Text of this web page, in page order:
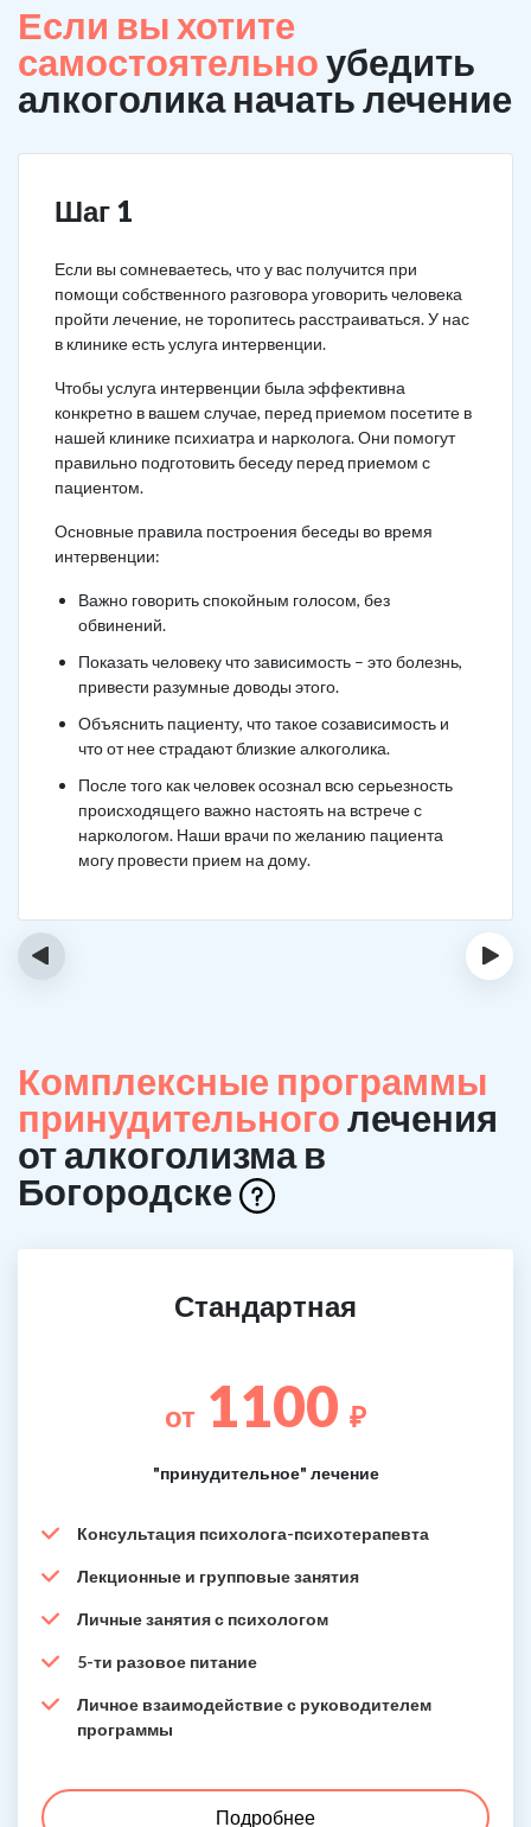
Если вы хотите
самостоятельноубедить
алкоголика начать лечение
Шаг 1
Если вы сомневаетесь, что у вас получится при
помощи собственного разговора уговорить человека
пройти лечение, не торопитесь расстраиваться. У нас
в клинике есть услуга интервенции.
Чтобы услуга интервенции была эффективна
конкретно в вашем случае, перед приемом посетите в
нашей клинике психиатра и нарколога. Они помогут
правильно подготовить беседу перед приемом с
пациентом.
Основные правила построения беседы во время
интервенции:
Важно говорить спокойным голосом, без
обвинений.
Показать человеку что зависимость – это болезнь,
привести разумные доводы этого.
Объяснить пациенту, что такое созависимость и
что от нее страдают близкие алкоголика.
После того как человек осознал всю серьезность
происходящего важно настоять на встрече с
наркологом. Наши врачи по желанию пациента
могу провести прием на дому.
‹ ›
Комплексные программы
принудительноголечения
от алкоголизма в
Богородске
Стандартная
от 1100 ₽
"принудительное" лечение
Консультация психолога-психотерапевта
Лекционные и групповые занятия
Личные занятия с психологом
5-ти разовое питание
Личное взаимодействие с руководителем
программы
Подробнее